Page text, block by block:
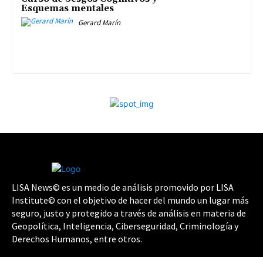
Esquemas mentales
Gerard Marín
LISA News© es un medio de análisis promovido por LISA
Institute© con el objetivo de hacer del mundo un lugar más
seguro, justo y protegido a través de análisis en materia de
Geopolítica, Inteligencia, Ciberseguridad, Criminología y
Derechos Humanos, entre otros.